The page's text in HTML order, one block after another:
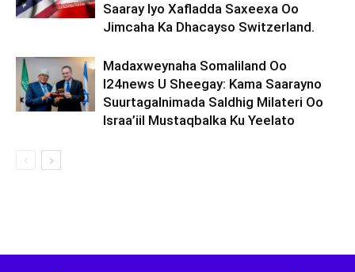
Saaray Iyo Xafladda Saxeexa Oo
Jimcaha Ka Dhacayso Switzerland.
Madaxweynaha Somaliland Oo
I24news U Sheegay: Kama Saarayno
Suurtagalnimada Saldhig Milateri Oo
Israa’iil Mustaqbalka Ku Yeelato